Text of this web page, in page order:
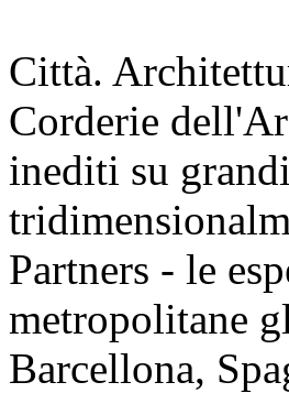
Città.
Corderie
inediti su
Partners - le
metropolitane
Barcellona,